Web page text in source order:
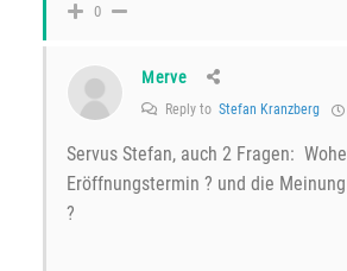
0
Merve
Reply to Stefan Kranzberg
Servus Stefan, auch 2 Fragen:
Eröffnungstermin ? und die
?